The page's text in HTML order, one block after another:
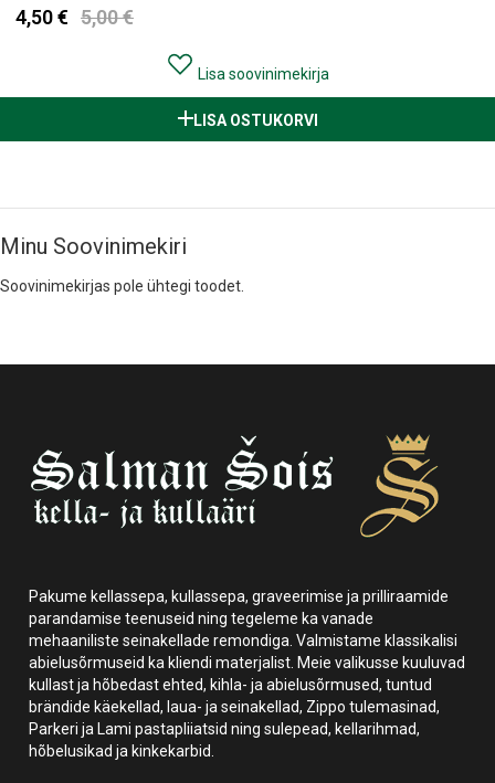
4,50 € 5,00 €
Lisa soovinimekirja
LISA OSTUKORVI
Minu Soovinimekiri
Soovinimekirjas pole ühtegi toodet.
Pakume kellassepa, kullassepa, graveerimise ja prilliraamide
parandamise teenuseid ning tegeleme ka vanade
mehaaniliste seinakellade remondiga. Valmistame klassikalisi
abielusõrmuseid ka kliendi materjalist. Meie valikusse kuuluvad
kullast ja hõbedast ehted, kihla- ja abielusõrmused, tuntud
brändide käekellad, laua- ja seinakellad, Zippo tulemasinad,
Parkeri ja Lami pastapliiatsid ning sulepead, kellarihmad,
hõbelusikad ja kinkekarbid.